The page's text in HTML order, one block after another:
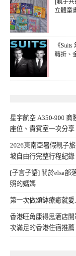
[親子
立體童
《
轉折、
星宇航空 A350-900 商
座位、貴賓室一次分享
2026東南亞暑假親子
坡自由行完整行程紀錄
[子言子語] 關於elsa部
照的媽媽
第一次做頌缽療癒就
香港旺角康得思酒店
次滿足的香港住宿推薦